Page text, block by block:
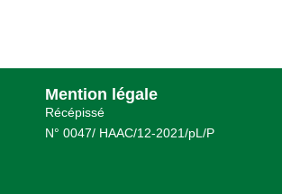
Mention légale
Récépissé
N° 0047/ HAAC/12-2021/pL/P